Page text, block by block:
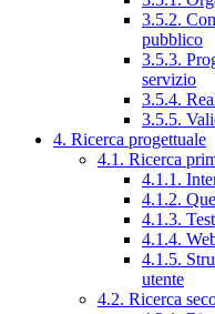
3.5.2.
pubblico
3.5.3.
servizio
3.5.4.
3.5.5.
4. Ricerca progettuale
4.1. Ricerca
4.1.1.
4.1.2.
4.1.3.
4.1.4.
4.1.5.
utente
4.2. Ricerca